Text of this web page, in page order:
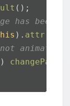
();
has been
). attr
animating
changePage